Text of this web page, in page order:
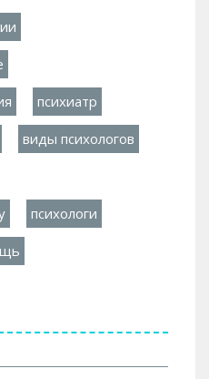
психиатр
виды психологов
психологи